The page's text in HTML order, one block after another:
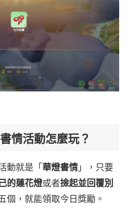
情活動怎麼玩？
動就是「 華燈書情 」，只要
的蓮花燈或者撿起並回覆別
個，就能領取今日獎勵。